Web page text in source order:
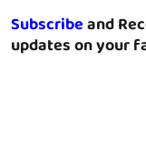
Subscribeand
updates on your